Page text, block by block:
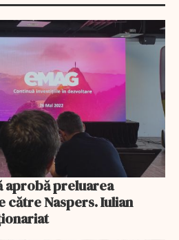
aprobă preluarea
către Naspers. Iulian